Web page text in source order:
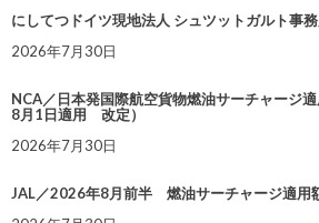
にしてつドイツ現地法人 シュツットガルト事
2026年7月30日
NCA／日本発国際航空貨物燃油サーチャージ
8月1日適用 改定）
2026年7月30日
JAL／2026年8月前半 燃油サーチャージ適用